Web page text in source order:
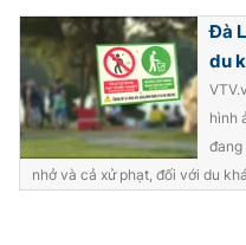
Cơ quan chủ quản:Đài
Cơ quan báo chí:Thời báo
Giấy phép hoạt động báo in
cấp ngày 29/12/2023
Tổng Biên tập:Vũ Thanh
Phó Tổng Biên tập:Nguyễn
Nguyễn Trọng Ninh
Đà
du
hình
đang
nhở và cả xử phạt, đối với du